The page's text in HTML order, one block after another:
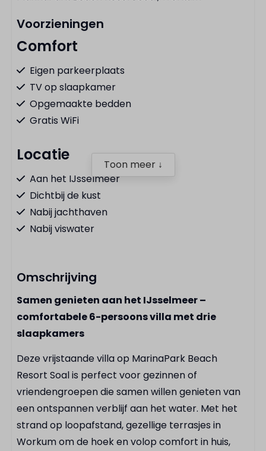
Voorzieningen
Comfort
Eigen parkeerplaats
TV op slaapkamer
Opgemaakte bedden
Gratis WiFi
Locatie
Aan het IJsselmeer
Dichtbij de kust
Nabij jachthaven
Nabij viswater
Waterkoker
Vaatwasser
Kookplaat
Pannenset
Combimagnetron
Koel-vriescombinatie
Broodrooster
Koffiecupmachine
Koelkast
Toon meer ↓
Omschrijving
Samen genieten aan het IJsselmeer –
comfortabele 6-persoons villa met drie
slaapkamers
Deze vrijstaande villa op MarinaPark Beach
Resort Soal is perfect voor gezinnen of
vriendengroepen die samen willen genieten van
een ontspannen verblijf aan het water. Met het
strand op loopafstand, gezellige terrasjes in
Workum om de hoek en volop comfort in huis,